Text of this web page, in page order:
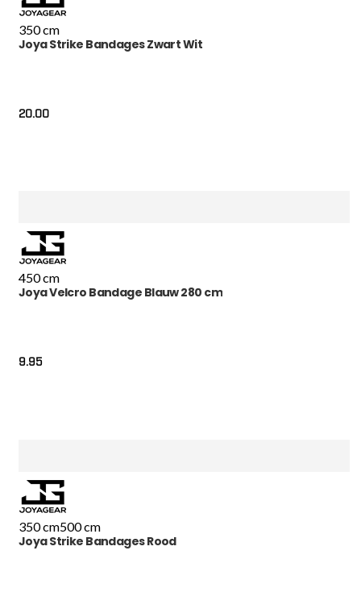
350 cm
Joya Strike Bandages Zwart Wit
20.00
450 cm
Joya Velcro Bandage Blauw 280 cm
9.95
350 cm500 cm
Joya Strike Bandages Rood